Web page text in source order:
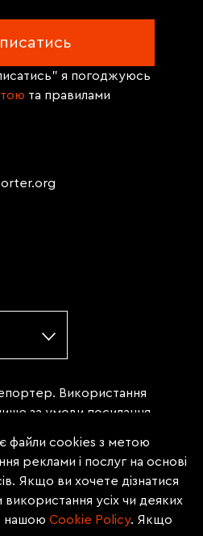
я погоджуюсь
та правилами
Використання
за умови посилання
не нижче третього
щодо яких міститься
републікацію
відтворення або
заборонено
файли cookies з метою
реклами і послуг на основі
Якщо ви хочете дізнатися
усіх чи деяких
нашою Сookie Policy. Якщо